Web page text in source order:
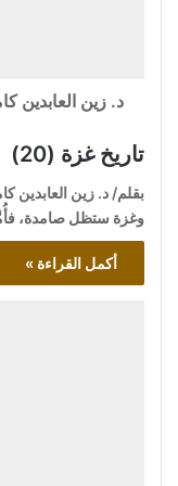
د. زين العابدين
تاريخ غزة (20)
بقلم/ د. زين العابدين
وغزة ستظل صامدة،
أكمل القراءة »